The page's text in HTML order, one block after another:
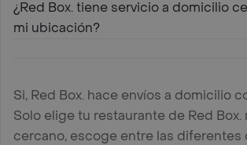
¿Red Box. tiene servicio a domicilio
mi ubicación?
Si, Red Box. hace envíos a domicilio
Solo elige tu restaurante de Red Box.
cercano, escoge entre las diferentes